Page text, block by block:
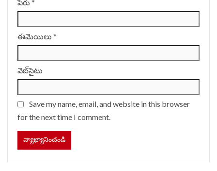
పేరు *
ఈమెయిలు *
వెబ్‌సైటు
Save my name, email, and website in this browser
for the next time I comment.